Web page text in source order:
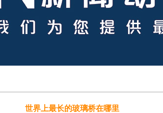
世界上最长的玻璃桥在哪里